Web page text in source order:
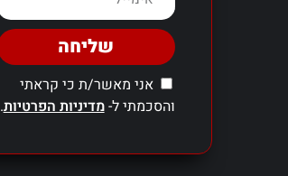
אני מאשר/ת כי קראתי
והסכמתי ל-מדיניות הפרטיות.
שליחה